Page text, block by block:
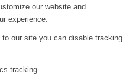
our website and
experience.
our site you can disable tracking
tracking.